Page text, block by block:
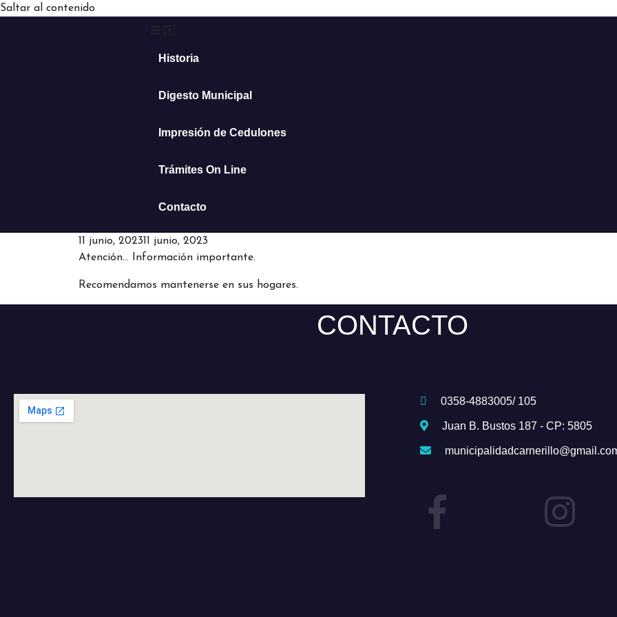
Saltar al contenido
Historia
Digesto Municipal
Impresión de Cedulones
Trámites On Line
Contacto
11 junio, 202311 junio, 2023
Atención… Información importante.
Recomendamos mantenerse en sus hogares.
CONTACTO
0358-4883005/ 105
Juan B. Bustos 187 - CP: 5805